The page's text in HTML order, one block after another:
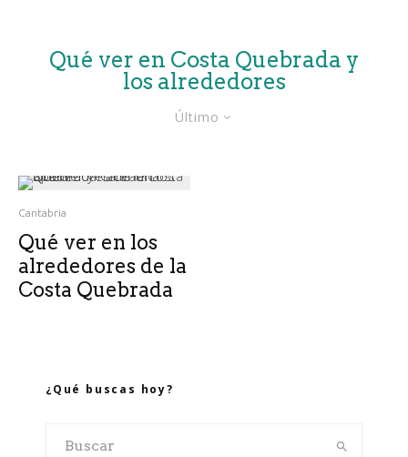
Qué ver en Costa Quebrada y
los alrededores
Último
Cantabria
Qué ver en los
alrededores de la
Costa Quebrada
¿Qué buscas hoy?